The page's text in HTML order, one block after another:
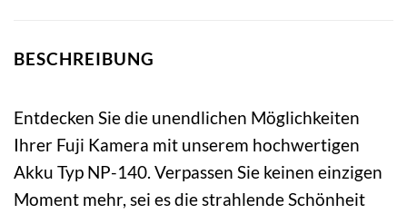
BESCHREIBUNG
Entdecken Sie die unendlichen Möglichkeiten
Ihrer Fuji Kamera mit unserem hochwertigen
Akku Typ NP-140. Verpassen Sie keinen einzigen
Moment mehr, sei es die strahlende Schönheit